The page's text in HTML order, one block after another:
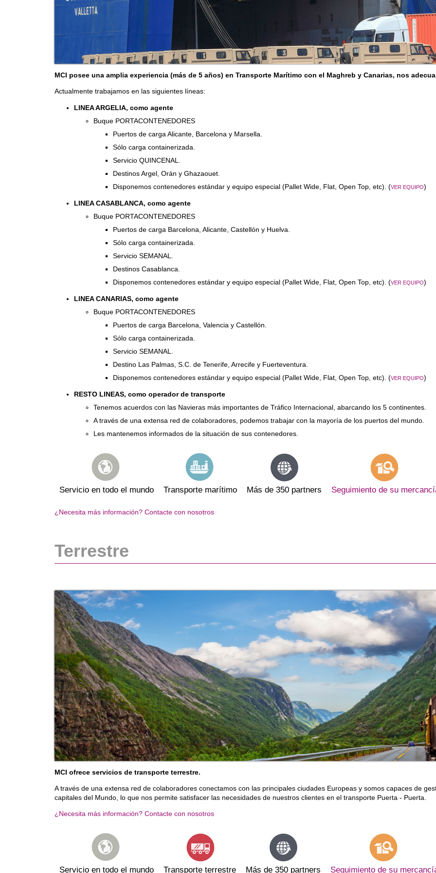
MCI posee una amplia experiencia (más de 5 años) en Transporte Marítimo con el Maghreb y Canarias, nos
Actualmente trabajamos en las siguientes líneas:
LINEA ARGELIA, como agente
Buque PORTACONTENEDORES
Puertos de carga Alicante, Barcelona y Marsella.
Sólo carga containerizada.
Servicio QUINCENAL.
Destinos Argel, Orán y Ghazaouet.
Disponemos contenedores estándar y equipo especial (Pallet Wide, Flat, Open Top, etc). (VER EQUIPO)
LINEA CASABLANCA, como agente
Buque PORTACONTENEDORES
Puertos de carga Barcelona, Alicante, Castellón y Huelva.
Sólo carga containerizada.
Servicio SEMANAL.
Destinos Casablanca.
Disponemos contenedores estándar y equipo especial (Pallet Wide, Flat, Open Top, etc). (VER EQUIPO)
LINEA CANARIAS, como agente
Buque PORTACONTENEDORES
Puertos de carga Barcelona, Valencia y Castellón.
Sólo carga containerizada.
Servicio SEMANAL.
Destino Las Palmas, S.C. de Tenerife, Arrecife y Fuerteventura.
Disponemos contenedores estándar y equipo especial (Pallet Wide, Flat, Open Top, etc). (VER EQUIPO)
RESTO LINEAS, como operador de transporte
Tenemos acuerdos con las Navieras más importantes de Tráfico Internacional, abarcando los 5 continentes.
A través de una extensa red de colaboradores, podemos trabajar con la mayoría de los puertos del mundo.
Les mantenemos informados de la situación de sus contenedores.
Servicio en todo el mundo Transporte marítimo Más de 350 partners Seguimiento de su
¿Necesita más información? Contacte con nosotros
Terrestre
Servicio en todo el mundo
Más de 350 partners
MCI ofrece servicios de transporte terrestre.
A través de una extensa red de colaboradores conectamos con las principales ciudades Europeas y somos capaces de
capitales del Mundo, lo que nos permite satisfacer las necesidades de nuestros clientes en el transporte Puerta - Puerta.
¿Necesita más información? Contacte con nosotros
Servicio en todo el mundo Transporte terrestre Más de 350 partners Seguimiento de su